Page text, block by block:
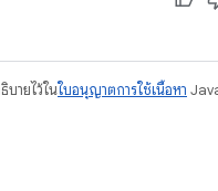
บายไว้ในใบอนุญาตการใช้เนื้อหา